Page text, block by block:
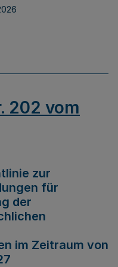
202 vom
zur
für
der
im Zeitraum von